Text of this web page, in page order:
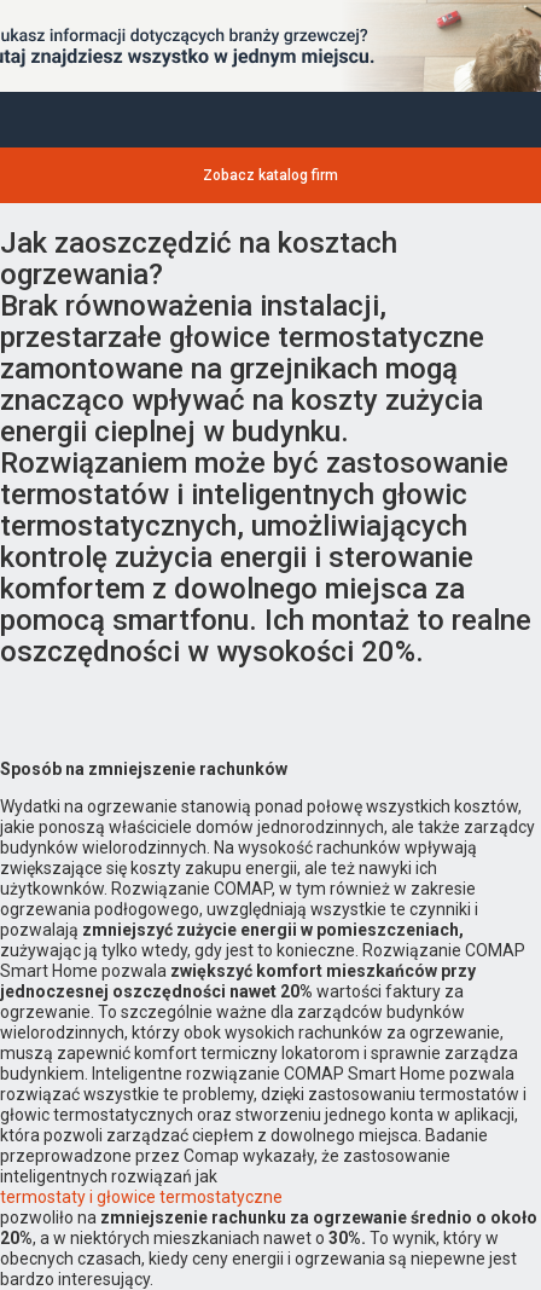
Zobacz katalog firm
Jak zaoszczędzić na kosztach
ogrzewania?
Brak równoważenia instalacji,
przestarzałe głowice termostatyczne
zamontowane na grzejnikach mogą
znacząco wpływać na koszty zużycia
energii cieplnej w budynku.
Rozwiązaniem może być zastosowanie
termostatów i inteligentnych głowic
termostatycznych, umożliwiających
kontrolę zużycia energii i sterowanie
komfortem z dowolnego miejsca za
pomocą smartfonu. Ich montaż to realne
oszczędności w wysokości 20%.
Sposób na zmniejszenie rachunków
Wydatki na ogrzewanie stanowią ponad połowę wszystkich kosztów,
jakie ponoszą właściciele domów jednorodzinnych, ale także zarządcy
budynków wielorodzinnych. Na wysokość rachunków wpływają
zwiększające się koszty zakupu energii, ale też nawyki ich
użytkownków. Rozwiązanie COMAP, w tym również w zakresie
ogrzewania podłogowego, uwzględniają wszystkie te czynniki i
pozwalają zmniejszyć zużycie energii w pomieszczeniach,
zużywając ją tylko wtedy, gdy jest to konieczne. Rozwiązanie COMAP
Smart Home pozwala zwiększyć komfort mieszkańców przy
jednoczesnej oszczędności nawet 20% wartości faktury za
ogrzewanie. To szczególnie ważne dla zarządców budynków
wielorodzinnych, którzy obok wysokich rachunków za ogrzewanie,
muszą zapewnić komfort termiczny lokatorom i sprawnie zarządza
budynkiem. Inteligentne rozwiązanie COMAP Smart Home pozwala
rozwiązać wszystkie te problemy, dzięki zastosowaniu termostatów i
głowic termostatycznych oraz stworzeniu jednego konta w aplikacji,
która pozwoli zarządzać ciepłem z dowolnego miejsca. Badanie
przeprowadzone przez Comap wykazały, że zastosowanie
inteligentnych rozwiązań jak
termostaty i głowice termostatyczne
pozwoliło na zmniejszenie rachunku za ogrzewanie średnio o około
20%, a w niektórych mieszkaniach nawet o 30%. To wynik, który w
obecnych czasach, kiedy ceny energii i ogrzewania są niepewne jest
bardzo interesujący.